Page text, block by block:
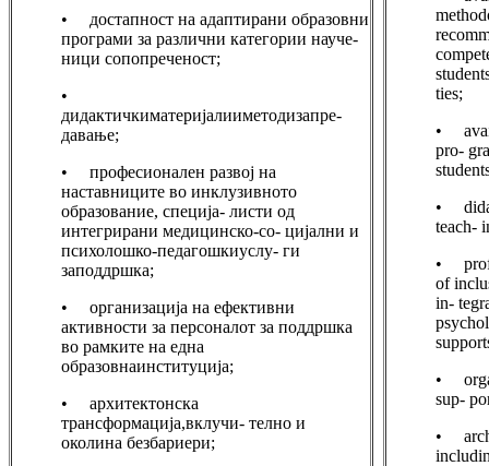
• достапност на адаптирани образовни
програми за различни категории науче-
ници сопопреченост;
•
дидактичкиматеријалииметодизапре-
давање;
• професионален развој на
наставниците во инклузивното
образование, специја- листи од
интегрирани медицинско-со- цијални и
психолошко-педагошкиуслу- ги
заподдршка;
• организација на ефективни
активности за персоналот за поддршка
во рамките на една
образовнаинституција;
• архитектонска
трансформација,вклучи- телно и
околина безбариери;
ties;
•
pro-
•
teach-
•
of
in-
•
sup-
•